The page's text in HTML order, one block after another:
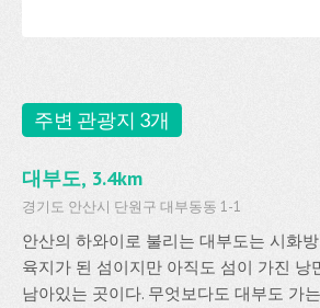
주변 관광지 3개
대부도, 3.4km
경기도 안산시 단원구 대부동동 1-1
안산의 하와이로 불리는 대부도는 시화
육지가 된 섬이지만 아직도 섬이 가진 낭
남아있는 곳이다. 무엇보다도 대부도 가